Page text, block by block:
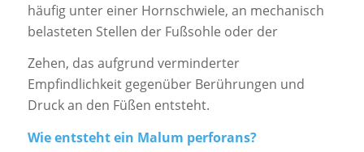
häufig unter einer Hornschwiele, an mechanisch
belasteten Stellen der Fußsohle oder der
Zehen, das aufgrund verminderter
Empfindlichkeit gegenüber Berührungen und
Druck an den Füßen entsteht.
Wie entsteht ein Malum perforans?